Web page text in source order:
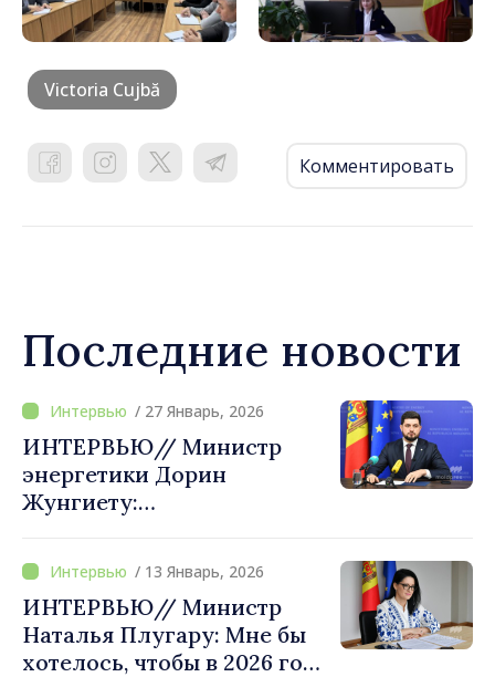
Victoria Cujbă
Комментировать
Последние новости
/ 27 Январь, 2026
ИНТЕРВЬЮ// Министр
энергетики Дорин
Жунгиету:
состоит в том, чтобы у
граждан были надежные
энергоносители по
доступным ценам
/ 13 Январь, 2026
ИНТЕРВЬЮ// Министр
Наталья Плугару: Мне бы
хотелось, чтобы в 2026 году